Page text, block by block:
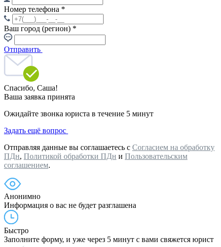
Номер телефона *
Ваш город (регион) *
Отправить
Спасибо, Саша!
Ваша заявка принята
Ожидайте звонка юриста в течение 5 минут
Задать ещё вопрос
Отправляя данные вы соглашаетесь с Согласием на обработку
ПДн, Политикой обработки ПДн и Пользовательским
соглашением.
Анонимно
Информация о вас не будет разглашена
Быстро
Заполните форму, и уже через 5 минут с вами свяжется юрист